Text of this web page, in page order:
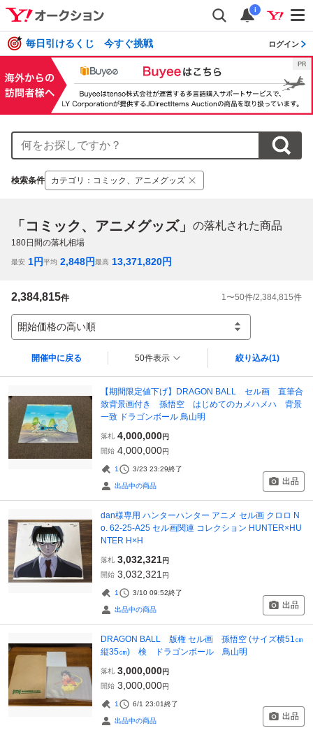
i
毎日引けるくじ 今すぐ挑戦 ログイン
検索条件 カテゴリ ： コミック、アニメグッズ
「コミック、アニメグッズ」 の落札された商品
180日間の落札相場
最安 1円平均 2,848円最高 13,371,820円
2,384,815件 1 〜50件/2,384,815件
開始価格の高い順
開催中に戻る 50件表示 絞り込み(1)
【期間限定値下げ】DRAGON BALL セル画 直筆合
致背景画付き 孫悟空 はじめてのカメハメハ 背景
一致 ドラゴンボール 鳥山明
落札 4,000,000円
開始 4,000,000円
1 3/23 23:29終了
出品中の商品 出品
dan様専用 ハンターハンター アニメ セル画 クロロ N
o. 62-25-A25 セル画関連 コレクション HUNTER×HU
NTER H×H
落札 3,032,321円
開始 3,032,321 円
1 3/10 09:52終了
出品中の商品 出品
DRAGON BALL 版権 セル画 孫悟空 (サイズ横51㎝
縦35㎝) 検 ドラゴンボール 鳥山明
落札 3,000,000円
開始 3,000,000円
1 6/1 23:01終了
出品中の商品 出品